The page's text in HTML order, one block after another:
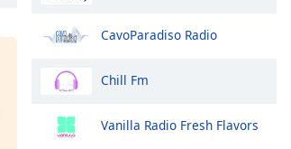
CavoParadiso Radio
Chill Fm
Vanilla Radio Fresh Flavors